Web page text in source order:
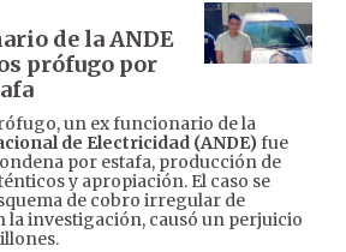
de la ANDE
prófugo por
un ex funcionario de la
de Electricidad (ANDE)fue
por estafa, producción de
y apropiación. El caso se
de cobro irregular de
la investigación, causó un perjuicio